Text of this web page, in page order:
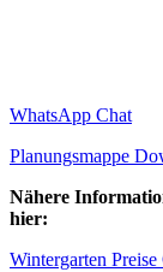
WhatsApp Chat
Planungsmappe
Nähere
hier:
Wintergarten